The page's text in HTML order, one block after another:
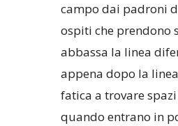
campo dai padroni
ospiti che prendono
abbassa la linea
appena dopo la
fatica a trovare
quando entrano in